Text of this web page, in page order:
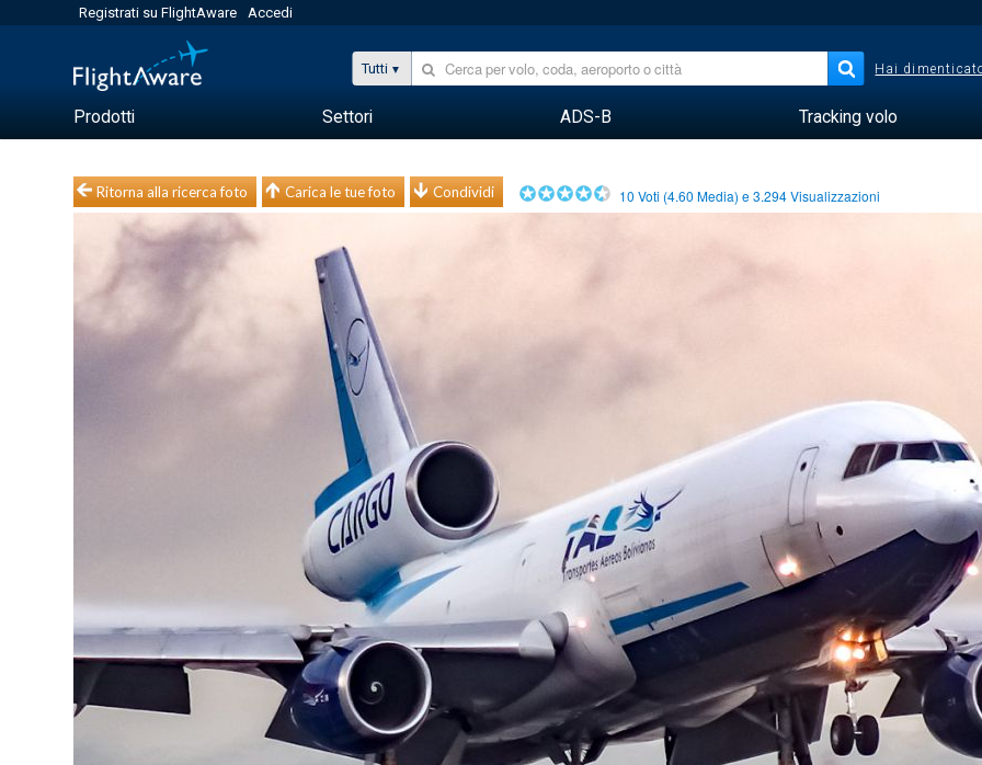
Registrati su FlightAware Accedi
Tutti Hai
Prodotti Settori ADS-B Tracking volo
Ritorna alla ricerca foto Carica le tue foto Condividi 10 Voti (4.60 Media) e3.294Visualizzazioni